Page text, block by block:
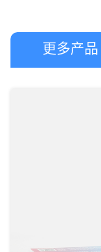
更多产品